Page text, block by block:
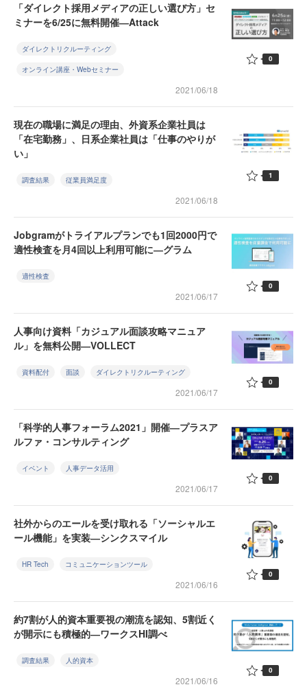
「ダイレクト採用メディアの正しい選び方」セ
ミナーを6/25に無料開催―Attack
ダイレクトリクルーティング
オンライン講座・Webセミナー
2021/06/18
0
現在の職場に満足の理由、外資系企業社員は
「在宅勤務」、日系企業社員は「仕事のやりが
い」
調査結果 従業員満足度
2021/06/18
1
Jobgramがトライアルプランでも1回2000円で
適性検査を月4回以上利用可能に―グラム
適性検査
2021/06/17
0
人事向け資料「カジュアル面談攻略マニュア
ル」を無料公開―VOLLECT
資料配付 面談 ダイレクトリクルーティング
2021/06/17
0
「科学的人事フォーラム2021」開催―プラスア
ルファ・コンサルティング
イベント 人事データ活用
2021/06/17
0
社外からのエールを受け取れる「ソーシャルエ
ール機能」を実装―シンクスマイル
HR Tech コミュニケーションツール
2021/06/16
0
約7割が人的資本重要視の潮流を認知、5割近く
が開示にも積極的―ワークスHI調べ
調査結果 人的資本
2021/06/16
0